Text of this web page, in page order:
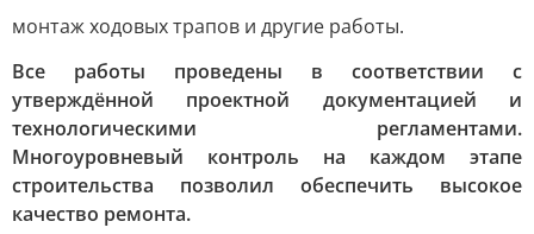
монтаж ходовых трапов и другие работы.
Все работы проведены в соответствии с
утверждённой проектной документацией и
технологическими регламентами.
Многоуровневый контроль на каждом этапе
строительства позволил обеспечить высокое
качество ремонта.